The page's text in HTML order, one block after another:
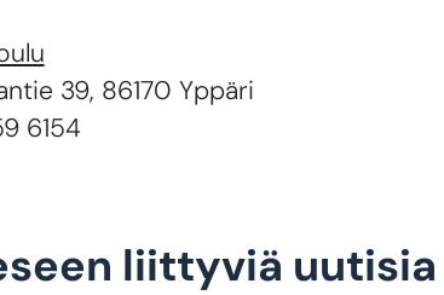
39, 86170 Yppäri
6154
liittyviä uutisia